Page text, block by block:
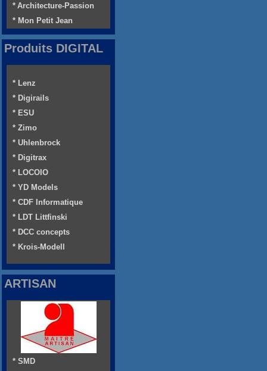
* Architecture-Passion
* Mon Petit Jean
Produits DIGITAL
* Lenz
* Digirails
* ESU
* Zimo
* Uhlenbrock
* Digitrax
* LOCOIO
* YD Models
* CDF Informatique
* LDT Littfinski
* DCC concepts
* Krois-Modell
ARTISAN
* SMD